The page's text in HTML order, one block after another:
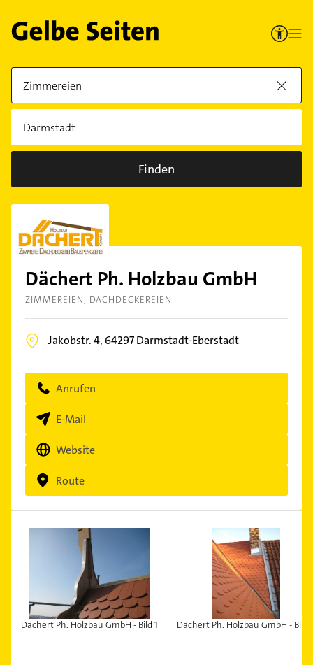
Finden
Dächert Ph. Holzbau GmbH
ZIMMEREIEN DACHDECKEREIEN
Jakobstr. 4, 64297Darmstadt-Eberstadt
Anrufen
E-Mail
Website
Route
Dächert Ph. Holzbau GmbH - Bild 1 Dächert Ph. Holzbau GmbH - Bild